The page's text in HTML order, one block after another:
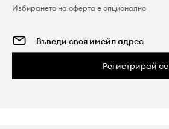
Избирането на оферта е опционално
Регистрирай се